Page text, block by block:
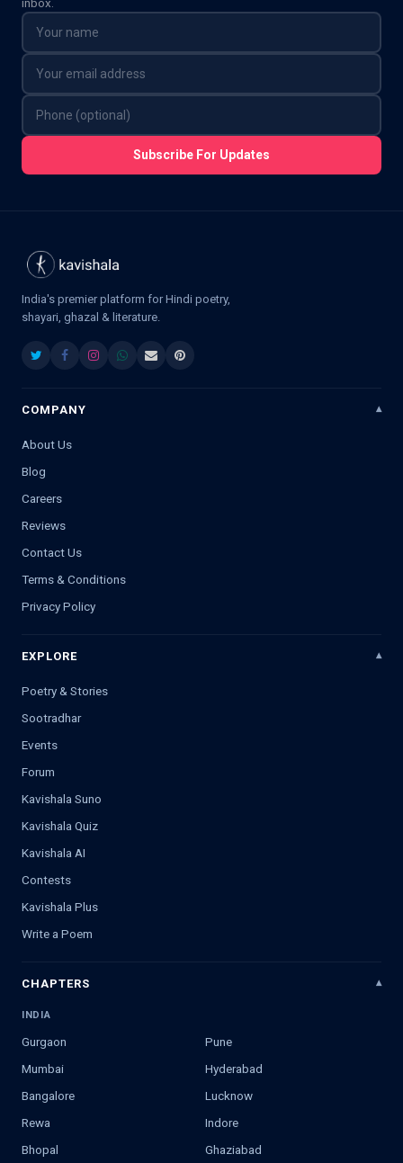
inbox.
Subscribe For Updates
India's premier platform for Hindi poetry,
shayari, ghazal & literature.
COMPANY
About Us
Blog
Careers
Reviews
Contact Us
Terms & Conditions
Privacy Policy
EXPLORE
Poetry & Stories
Sootradhar
Events
Forum
Kavishala Suno
Kavishala Quiz
Kavishala AI
Contests
Kavishala Plus
Write a Poem
CHAPTERS
INDIA
Gurgaon
Pune
Mumbai
Hyderabad
Bangalore
Lucknow
Rewa
Indore
Bhopal
Ghaziabad